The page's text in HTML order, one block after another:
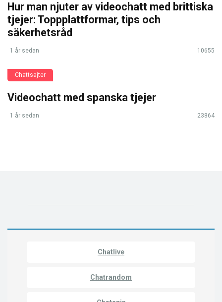
Hur man njuter av videochatt med brittiska
tjejer: Toppplattformar, tips och
säkerhetsråd
1 år sedan 10655
Chattsajter
Videochatt med spanska tjejer
1 år sedan 23864
Chatlive
Chatrandom